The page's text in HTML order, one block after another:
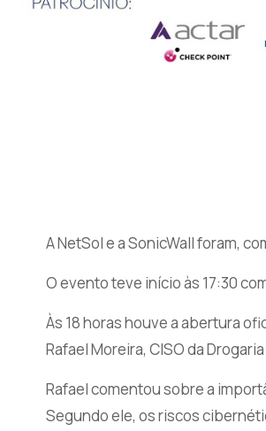
A NetSol e a SonicWall foram,
O evento teve início às 17:30
Às 18 horas houve a abertura
Rafael Moreira, CISO da
Rafael comentou sobre a
Segundo ele, os riscos